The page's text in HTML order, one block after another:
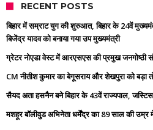
RECENT POSTS
बिहार में सम्राट युग की शुरुआत, बिहार के 24वें
बिजेंद्र यादव को बनाया गया उप मुख्यमंत्री
ग्रेटर नोएडा वेस्ट में आरएसएस की प्रमुख जनगोष्ठी
CM नीतीश कुमार का बेगूसराय और शेखपुरा को बड़ा
सैयद अता हसनैन बने बिहार के 43वें राज्यपाल,
मशहूर बॉलीवुड अभिनेता धर्मेंद्र का 89 साल की उम्र